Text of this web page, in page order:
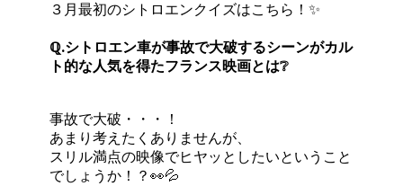
３月最初のシトロエンクイズはこちら！✨
ℚ.シトロエン車が事故で大破するシーンがカル
ト的な人気を得たフランス映画とは❔
事故で大破・・・！
あまり考えたくありませんが、
スリル満点の映像でヒヤッとしたいということ
でしょうか！？👀💦